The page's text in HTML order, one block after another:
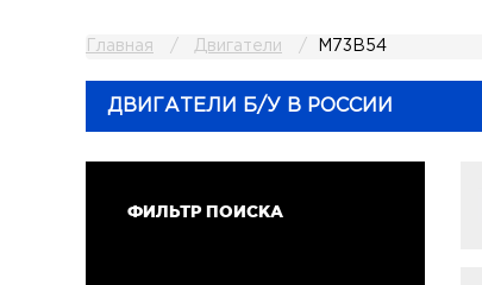
Главная Двигатели M73B54
ДВИГАТЕЛИ Б/У В РОССИИ
ФИЛЬТР ПОИСКА